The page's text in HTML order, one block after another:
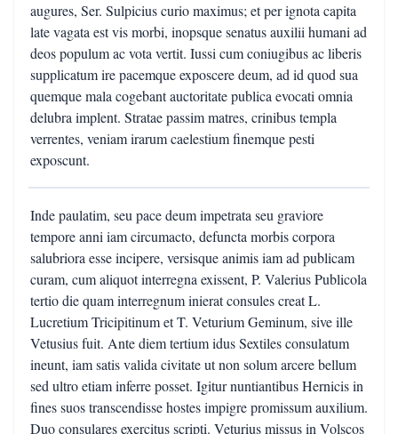
augures, Ser. Sulpicius curio maximus; et per ignota capita
late vagata est vis morbi, inopsque senatus auxilii humani ad
deos populum ac vota vertit. Iussi cum coniugibus ac liberis
supplicatum ire pacemque exposcere deum, ad id quod sua
quemque mala cogebant auctoritate publica evocati omnia
delubra implent. Stratae passim matres, crinibus templa
verrentes, veniam irarum caelestium finemque pesti
exposcunt.
Inde paulatim, seu pace deum impetrata seu graviore
tempore anni iam circumacto, defuncta morbis corpora
salubriora esse incipere, versisque animis iam ad publicam
curam, cum aliquot interregna exissent, P. Valerius Publicola
tertio die quam interregnum inierat consules creat L.
Lucretium Tricipitinum et T. Veturium Geminum, sive ille
Vetusius fuit. Ante diem tertium idus Sextiles consulatum
ineunt, iam satis valida civitate ut non solum arcere bellum
sed ultro etiam inferre posset. Igitur nuntiantibus Hernicis in
fines suos transcendisse hostes impigre promissum auxilium.
Duo consulares exercitus scripti. Veturius missus in Volscos